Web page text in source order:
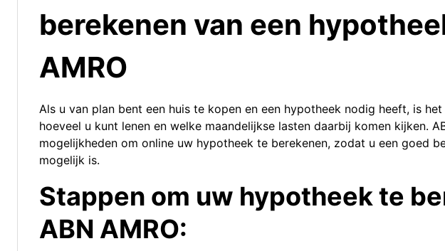
berekenen van een
AMRO
Als u van plan bent een huis te kopen en een hypotheek nodig heeft, is
hoeveel u kunt lenen en welke maandelijkse lasten daarbij komen kijken.
mogelijkheden om online uw hypotheek te berekenen, zodat u een goed
mogelijk is.
Stappen om uw hypotheek te
ABN AMRO: